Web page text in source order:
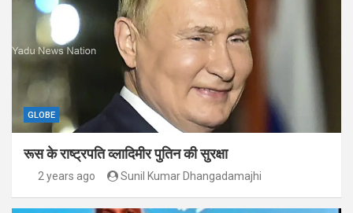
GLOBE
रूस के राष्ट्रपति व्लादिमीर पुतिन की सुरक्षा
2 years ago Sunil Kumar Dhangadamajhi